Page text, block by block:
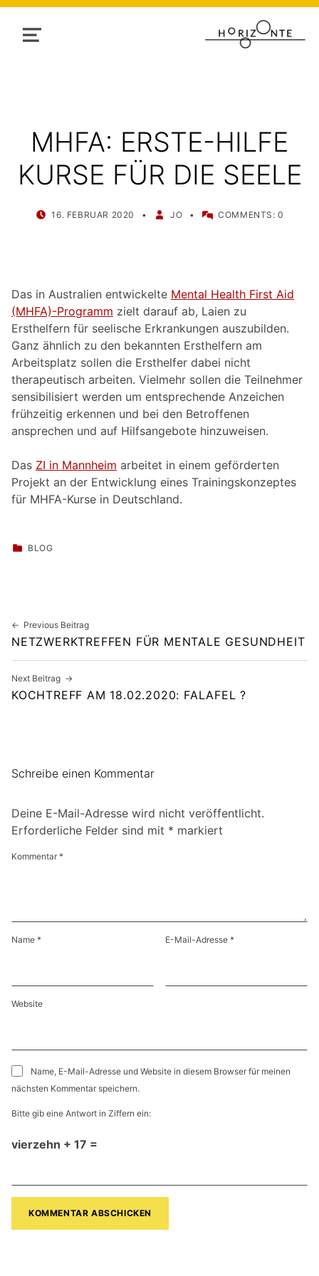
MENU
MHFA: ERSTE-HILFE
KURSE FÜR DIE SEELE
POSTED ON:
16. FEBRUAR 2020
WRITTEN BY:
JO COMMENTS: 0
Das in Australien entwickelte Mental Health First Aid
(MHFA)-Programm zielt darauf ab, Laien zu
Ersthelfern für seelische Erkrankungen auszubilden.
Ganz ähnlich zu den bekannten Ersthelfern am
Arbeitsplatz sollen die Ersthelfer dabei nicht
therapeutisch arbeiten. Vielmehr sollen die Teilnehmer
sensibilisiert werden um entsprechende Anzeichen
frühzeitig erkennen und bei den Betroffenen
ansprechen und auf Hilfsangebote hinzuweisen.
Das ZI in Mannheim arbeitet in einem geförderten
Projekt an der Entwicklung eines Trainingskonzeptes
für MHFA-Kurse in Deutschland.
CATEGORIZED IN:
BLOG
Beitragsnavigation
Previous Beitrag
NETZWERKTREFFEN FÜR MENTALE GESUNDHEIT
Next Beitrag
KOCHTREFF AM 18.02.2020: FALAFEL ?
Schreibe einen Kommentar
Deine E-Mail-Adresse wird nicht veröffentlicht.
Erforderliche Felder sind mit * markiert
Kommentar *
Name * E-Mail-Adresse*
Website
Name, E-Mail-Adresse und Website in diesem Browser für meinen
nächsten Kommentar speichern.
Bitte gib eine Antwort in Ziffern ein:
vierzehn + 17 =